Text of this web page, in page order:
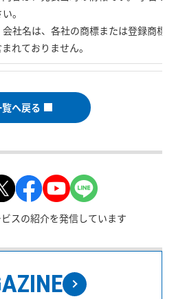
。
社名は、各社の商標または登録商標
れておりません。
へ戻る
スの紹介を発信しています